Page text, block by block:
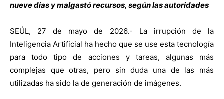
nueve días y malgastó recursos, según las autoridades
SEÚL, 27 de mayo de 2026.- La irrupción de la
Inteligencia Artificial ha hecho que se use esta tecnología
para todo tipo de acciones y tareas, algunas más
complejas que otras, pero sin duda una de las más
utilizadas ha sido la de generación de imágenes.